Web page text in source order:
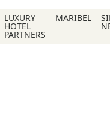
LUXURY
HOTEL
PARTNERS
MARIBEL